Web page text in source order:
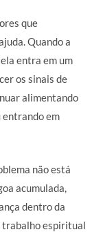
que
Quando a
entra em um
os sinais de
alimentando
entrando em
não está
acumulada,
dentro da
trabalho espiritual